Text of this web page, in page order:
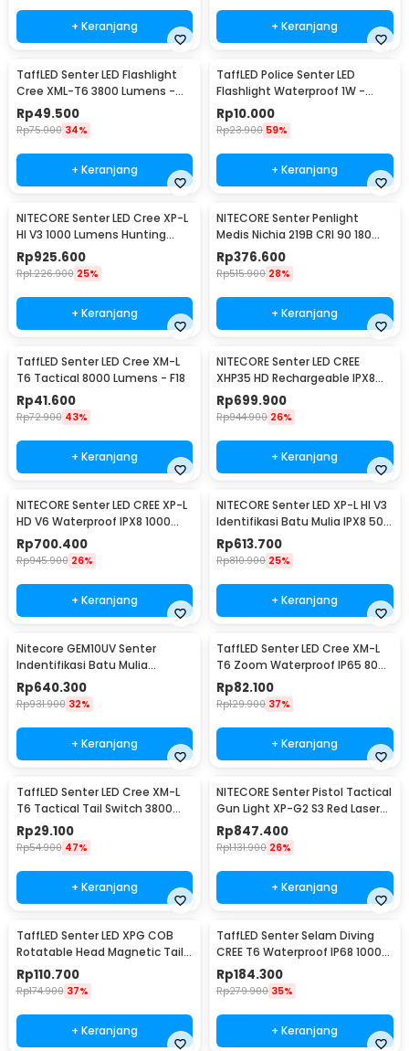
+ Keranjang + Keranjang
TaffLED Senter LED Flashlight
Cree XML-T6 3800 Lumens -
E27
Rp49.500
Rp75.000 34%
+ Keranjang
TaffLED Police Senter LED
Flashlight Waterproof 1W -
TAC2L
Rp10.000
Rp23.900 59%
+ Keranjang
NITECORE Senter LED Cree XP-L
HI V3 1000 Lumens Hunting
Flashlight - New P30
Rp925.600
Rp1.226.900 25%
+ Keranjang
NITECORE Senter Penlight
Medis Nichia 219B CRI 90 180
Lumens IPX8 - MT06MD
Rp376.600
Rp515.900 28%
+ Keranjang
TaffLED Senter LED Cree XM-L
T6 Tactical 8000 Lumens - F18
Rp41.600
Rp72.900 43%
+ Keranjang
NITECORE Senter LED CREE
XHP35 HD Rechargeable IPX8
1800 Lumens - MH23
Rp699.900
Rp944.900 26%
+ Keranjang
NITECORE Senter LED CREE XP-L
HD V6 Waterproof IPX8 1000
Lumens - MT21C
Rp700.400
Rp945.900 26%
+ Keranjang
NITECORE Senter LED XP-L HI V3
Identifikasi Batu Mulia IPX8 500
Lumens - GEM8
Rp613.700
Rp810.900 25%
+ Keranjang
Nitecore GEM10UV Senter
Indentifikasi Batu Mulia
Gemstone Ultraviolet
Rp640.300
Rp931.900 32%
+ Keranjang
TaffLED Senter LED Cree XM-L
T6 Zoom Waterproof IP65 8000
Lumens - E17 COB
Rp82.100
Rp129.900 37%
+ Keranjang
TaffLED Senter LED Cree XM-L
T6 Tactical Tail Switch 3800
Lumens
Rp29.100
Rp54.900 47%
+ Keranjang
NITECORE Senter Pistol Tactical
Gun Light XP-G2 S3 Red Laser
300Lumens - NPL10
Rp847.400
Rp1.131.900 26%
+ Keranjang
TaffLED Senter LED XPG COB
Rotatable Head Magnetic Tail
10000 Lumens - 3189A
Rp110.700
Rp174.900 37%
+ Keranjang
TaffLED Senter Selam Diving
CREE T6 Waterproof IP68 10000
Lumens - TG-S151
Rp184.300
Rp279.900 35%
+ Keranjang